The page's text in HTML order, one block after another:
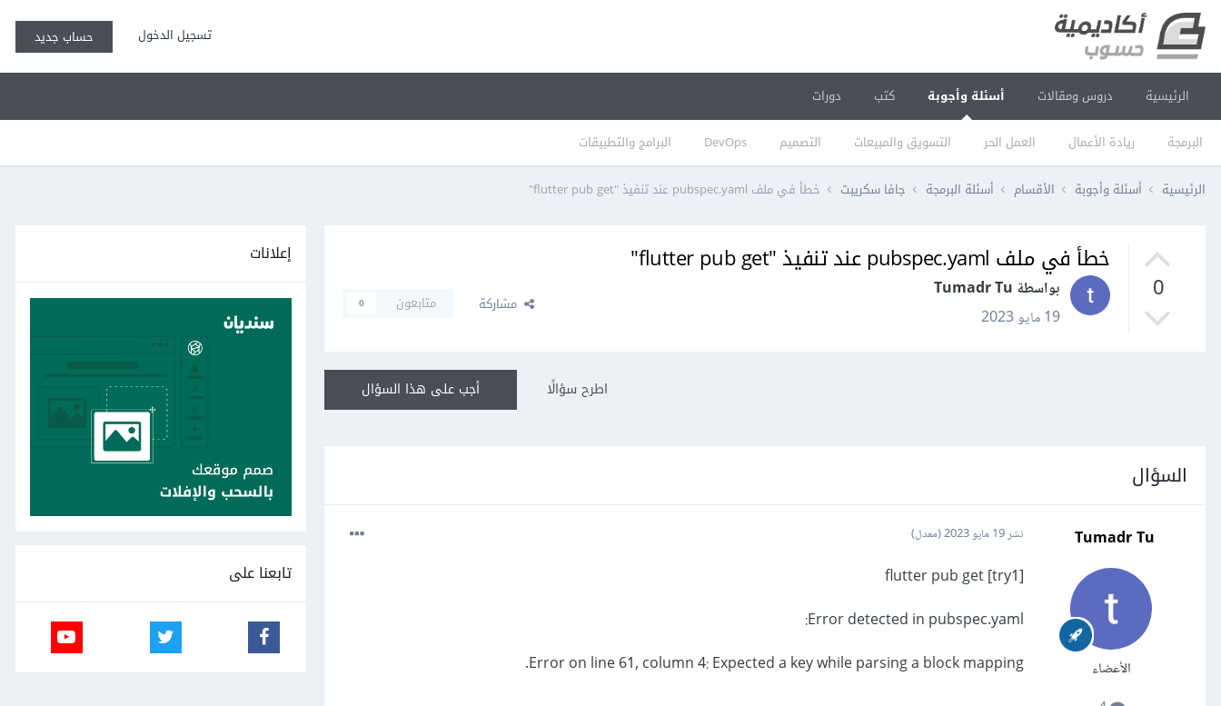
تسجيل الدخول حساب جديد
الرئيسية دروس ومقالات أسئلة وأجوبة
البرمجة ريادة الأعمال العمل الحر التسويق والمبيعات التصميم DevOps البرامج والتطبيقات
كتب دورات
الرئيسية أسئلة وأجوبة الأقسام أسئلة البرمجة جافا سكريبت خطأ في ملف pubspec.yaml عند تنفيذ "flutter pub get"
0
خطأ في ملف pubspec.yaml عند تنفيذ "flutter pub get"
بواسطة Tumadr Tu
19 مايو 2023
مشاركة متابعون 0
أجب على هذا السؤال اطرح سؤالًا
السؤال
Tumadr Tu
الأعضاء
نشر19 مايو 2023 (معدل)
[try1] flutter pub get
Error detected in pubspec.yaml:
Error on line 61, column 4: Expected a key while parsing a block mapping.
إعلانات
تابعنا على